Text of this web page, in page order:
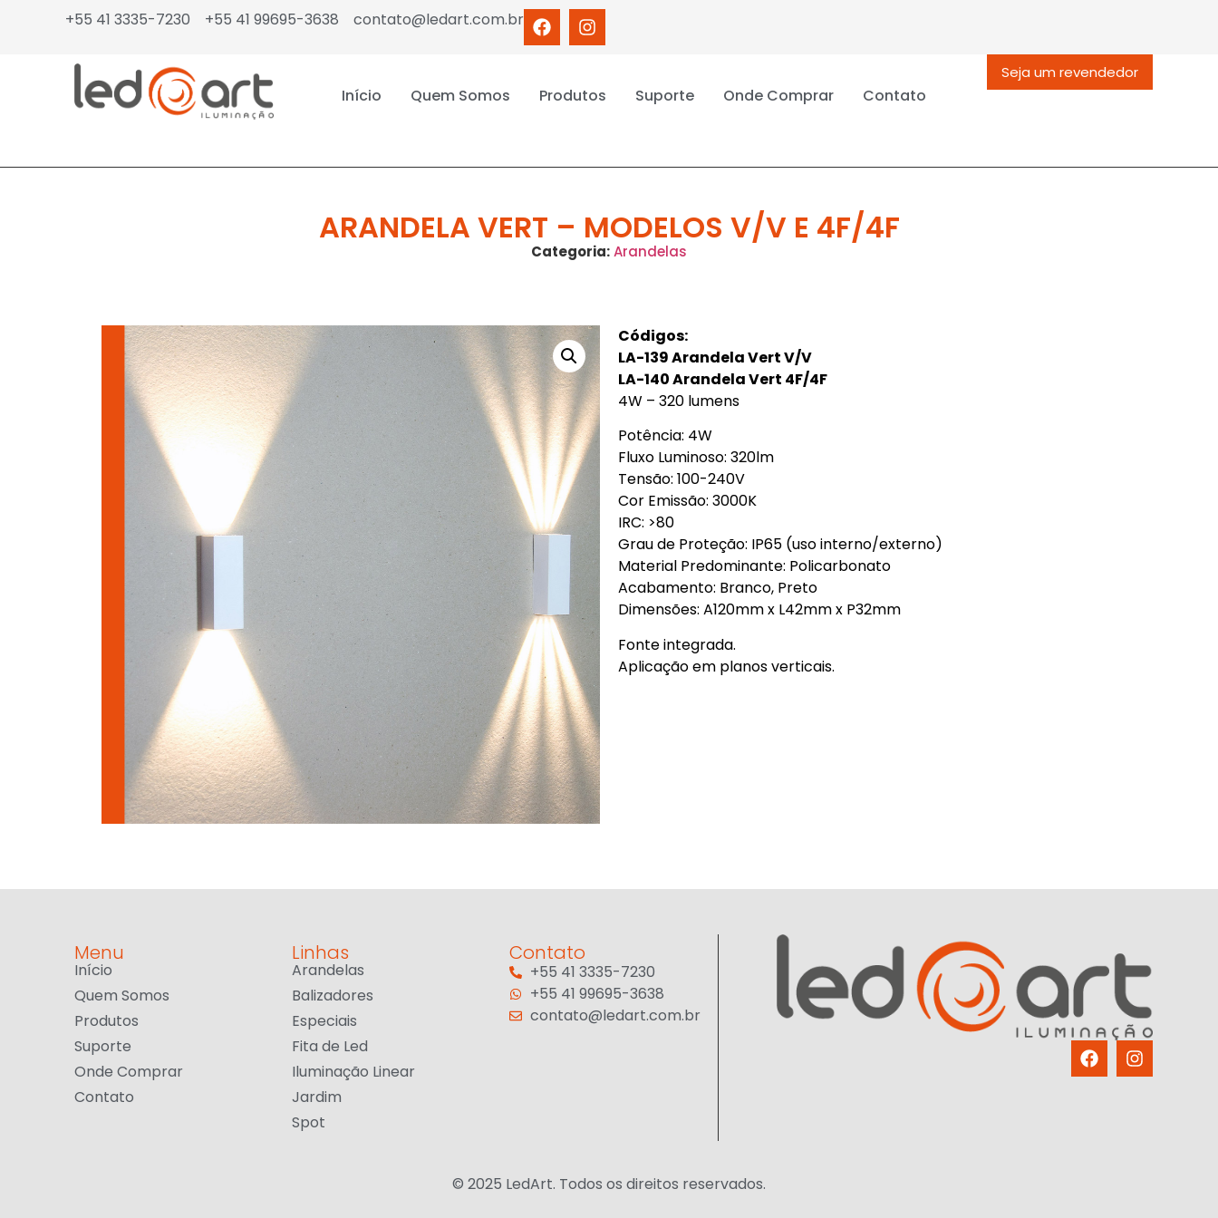
+55 41 3335-7230 +55 41 99695-3638 contato@ledart.com.br
Início Quem Somos Produtos Suporte Onde Comprar Contato
Seja um revendedor
ARANDELA VERT – MODELOS V/V E 4F/4F
Categoria:Arandelas
Códigos:
LA-139 Arandela Vert V/V
LA-140 Arandela Vert 4F/4F
4W – 320 lumens
Potência: 4W
Fluxo Luminoso: 320lm
Tensão: 100-240V
Cor Emissão: 3000K
IRC: >80
Grau de Proteção: IP65 (uso interno/externo)
Material Predominante: Policarbonato
Acabamento: Branco, Preto
Dimensões: A120mm x L42mm x P32mm
Fonte integrada.
Aplicação em planos verticais.
Menu
Início
Quem Somos
Produtos
Suporte
Onde Comprar
Contato
Linhas
Arandelas
Balizadores
Especiais
Fita de Led
Iluminação Linear
Jardim
Spot
Contato
+55 41 3335-7230
+55 41 99695-3638
contato@ledart.com.br
© 2025 LedArt. Todos os direitos reservados.